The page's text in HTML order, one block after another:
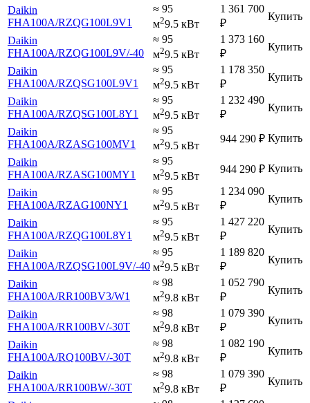
Daikin
FHA100A/RZQG100L9V1
≈ 95
м29.5 кВт
1 361 700
₽
Купить
Daikin
FHA100A/RZQG100L9V/-40
≈ 95
м29.5 кВт
1 373 160
₽
Купить
Daikin
FHA100A/RZQSG100L9V1
≈ 95
м29.5 кВт
1 178 350
₽
Купить
Daikin
FHA100A/RZQSG100L8Y1
≈ 95
м29.5 кВт
1 232 490
₽
Купить
Daikin
FHA100A/RZASG100MV1
≈ 95
м29.5 кВт
944 290 ₽ Купить
Daikin
FHA100A/RZASG100MY1
≈ 95
м29.5 кВт
944 290 ₽ Купить
Daikin
FHA100A/RZAG100NY1
≈ 95
м29.5 кВт
1 234 090
₽
Купить
Daikin
FHA100A/RZQG100L8Y1
≈ 95
м29.5 кВт
1 427 220
₽
Купить
Daikin
FHA100A/RZQSG100L9V/-40
≈ 95
м29.5 кВт
1 189 820
₽
Купить
Daikin
FHA100A/RR100BV3/W1
≈ 98
м29.8 кВт
1 052 790
₽
Купить
Daikin
FHA100A/RR100BV/-30T
≈ 98
м29.8 кВт
1 079 390
₽
Купить
Daikin
FHA100A/RQ100BV/-30T
≈ 98
м29.8 кВт
1 082 190
₽
Купить
Daikin
FHA100A/RR100BW/-30T
≈ 98
м29.8 кВт
1 079 390
₽
Купить